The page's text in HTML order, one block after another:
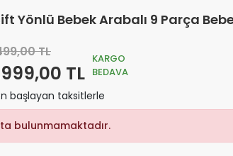
Yönlü Bebek Arabalı 9 Parça
TL
TL
KARGO
BEDAVA
başlayan taksitlerle
bulunmamaktadır.